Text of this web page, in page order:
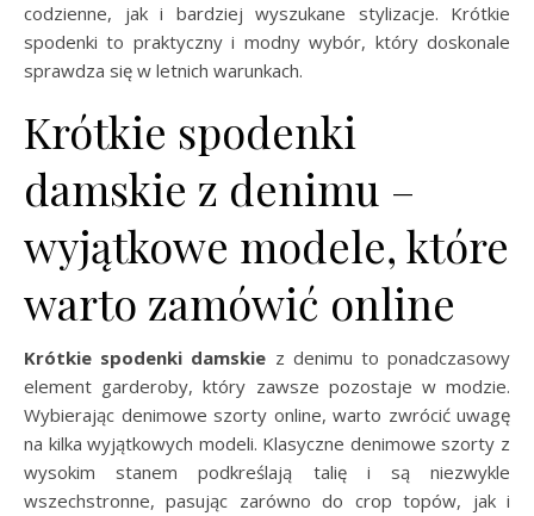
codzienne, jak i bardziej wyszukane stylizacje. Krótkie
spodenki to praktyczny i modny wybór, który doskonale
sprawdza się w letnich warunkach.
Krótkie spodenki
damskie z denimu –
wyjątkowe modele, które
warto zamówić online
Krótkie spodenki damskie z denimu to ponadczasowy
element garderoby, który zawsze pozostaje w modzie.
Wybierając denimowe szorty online, warto zwrócić uwagę
na kilka wyjątkowych modeli. Klasyczne denimowe szorty z
wysokim stanem podkreślają talię i są niezwykle
wszechstronne, pasując zarówno do crop topów, jak i